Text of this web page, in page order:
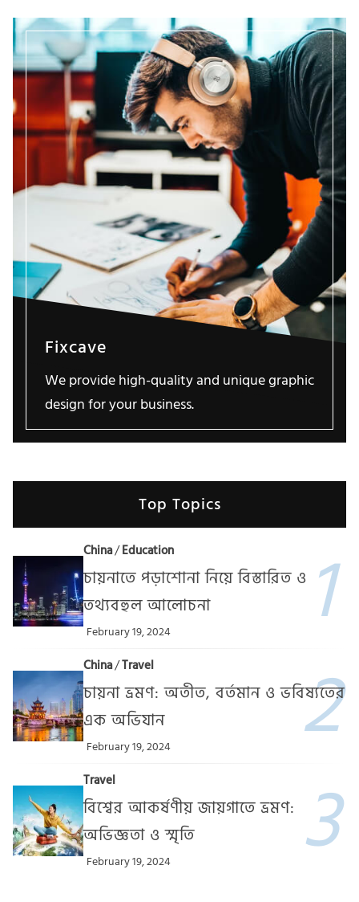
Fixcave
We provide high-quality and unique graphic
design for your business.
Top Topics
China/Education
চায়নাতে পড়াশোনা নিয়ে বিস্তারিত ও
তথ্যবহুল আলোচনা
February 19, 2024
China/Travel
চায়না ভ্রমণ: অতীত, বর্তমান ও ভবিষ্যতের
এক অভিযান
February 19, 2024
Travel
বিশ্বের আকর্ষণীয় জায়গাতে ভ্রমণ:
অভিজ্ঞতা ও স্মৃতি
February 19, 2024